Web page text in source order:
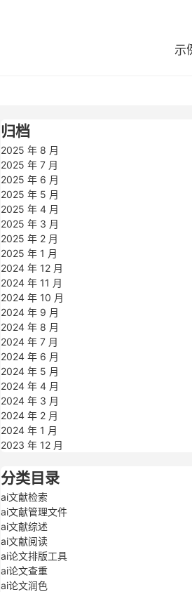
示
归档
2025 年 8 月
2025 年 7 月
2025 年 6 月
2025 年 5 月
2025 年 4 月
2025 年 3 月
2025 年 2 月
2025 年 1 月
2024 年 12 月
2024 年 11 月
2024 年 10 月
2024 年 9 月
2024 年 8 月
2024 年 7 月
2024 年 6 月
2024 年 5 月
2024 年 4 月
2024 年 3 月
2024 年 2 月
2024 年 1 月
2023 年 12 月
分类目录
ai文献检索
ai文献管理文件
ai文献综述
ai文献阅读
ai论文排版工具
ai论文查重
ai论文润色